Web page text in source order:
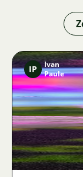
IP
Ivan
Paule